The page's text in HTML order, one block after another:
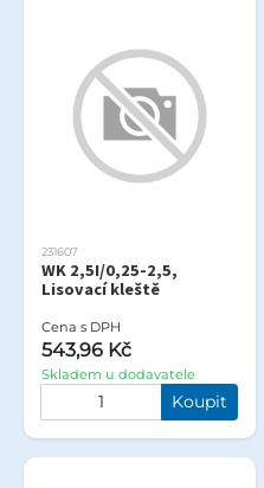
231607
WK 2,5I/0,25-2,5,
Lisovací kleště
Cena s DPH
543,96 Kč
Skladem u dodavatele
Koupit